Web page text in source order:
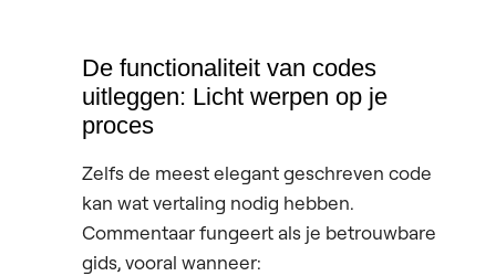
De functionaliteit van codes
uitleggen: Licht werpen op je
proces
Zelfs de meest elegant geschreven code
kan wat vertaling nodig hebben.
Commentaar fungeert als je betrouwbare
gids, vooral wanneer: